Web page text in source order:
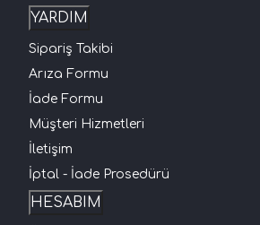
YARDIM
Sipariş Takibi
Arıza Formu
İade Formu
Müşteri Hizmetleri
İletişim
İptal - İade Prosedürü
HESABIM